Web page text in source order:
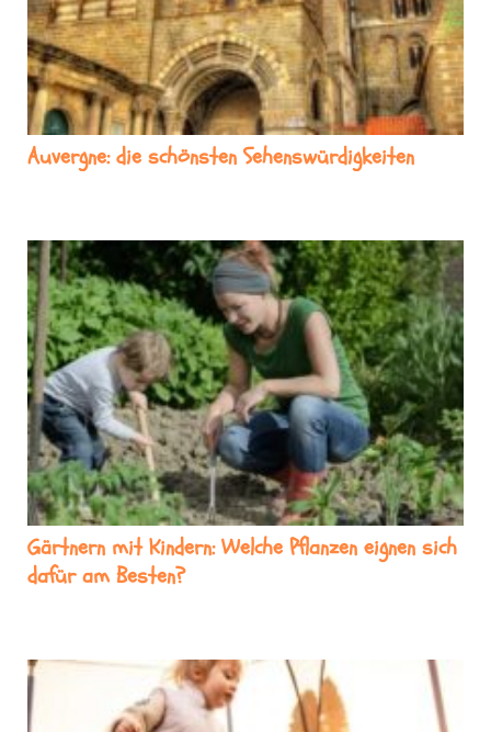
Auvergne: die schönsten Sehenswürdigkeiten
Gärtnern mit Kindern: Welche Pflanzen eignen sich
dafür am Besten?